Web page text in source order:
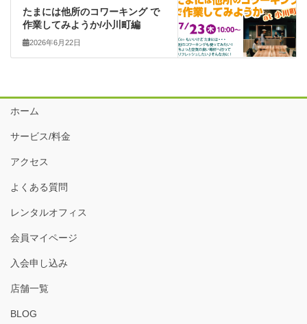
たまには他所のコワーキング で
作業してみようか/小川町編
2026年6月22日
ホーム
サービス/料金
アクセス
よくある質問
レンタルオフィス
会員マイページ
入会申し込み
店舗一覧
BLOG